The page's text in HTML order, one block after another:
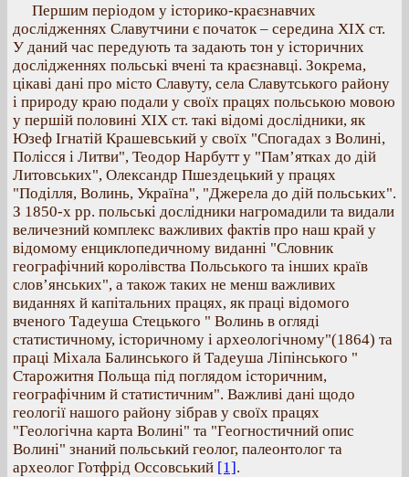
Першим періодом у історико-краєзнавчих
дослідженнях Славутчини є початок – середина ХІХ ст.
У даний час передують та задають тон у історичних
дослідженнях польські вчені та краєзнавці. Зокрема,
цікаві дані про місто Славуту, села Славутського району
і природу краю подали у своїх працях польською мовою
у першій половині ХІХ ст. такі відомі дослідники, як
Юзеф Ігнатій Крашевський у своїх "Спогадах з Волині,
Полісся і Литви", Теодор Нарбутт у "Пам’ятках до дій
Литовських", Олександр Пшездецький у працях
"Поділля, Волинь, Україна", "Джерела до дій польських".
З 1850-х рр. польські дослідники нагромадили та видали
величезний комплекс важливих фактів про наш край у
відомому енциклопедичному виданні "Словник
географічний королівства Польського та інших країв
слов’янських", а також таких не менш важливих
виданнях й капітальних працях, як праці відомого
вченого Тадеуша Стецького " Волинь в огляді
статистичному, історичному і археологічному"(1864) та
праці Міхала Балинського й Тадеуша Ліпінського "
Старожитня Польща під поглядом історичним,
географічним й статистичним". Важливі дані щодо
геології нашого району зібрав у своїх працях
"Геологічна карта Волині" та "Геогностичний опис
Волині" знаний польський геолог, палеонтолог та
археолог Готфрід Оссовський [1].